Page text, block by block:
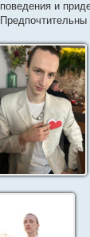
поведения и